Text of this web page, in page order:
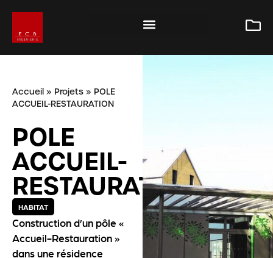
Accueil » Projets » POLE
ACCUEIL-RESTAURATION
POLE
ACCUEIL-
RESTAURATION
HABITAT
Construction d’un pôle «
Accueil-Restauration »
dans une résidence